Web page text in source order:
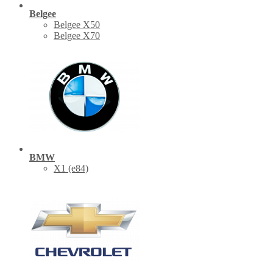
Belgee
Belgee X50
Belgee X70
BMW
X1 (е84)